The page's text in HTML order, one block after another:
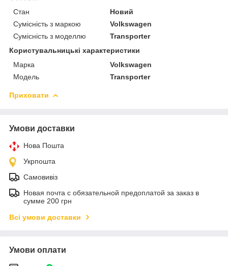
Стан
Новий
Сумісність з маркою
Volkswagen
Сумісність з моделлю
Transporter
Користувальницькі характеристики
Марка
Volkswagen
Модель
Transporter
Приховати
Умови доставки
Нова Пошта
Укрпошта
Самовивіз
Новая почта с обязательной предоплатой за заказ в
сумме 200 грн
Всі умови доставки
Умови оплати